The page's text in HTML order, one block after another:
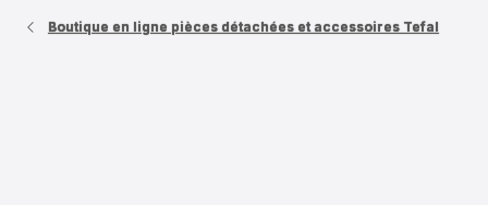
Boutique en ligne pièces détachées et accessoires Tefal